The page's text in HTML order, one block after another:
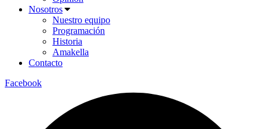
Nosotros
Nuestro equipo
Programación
Historia
Amakella
Contacto
Facebook